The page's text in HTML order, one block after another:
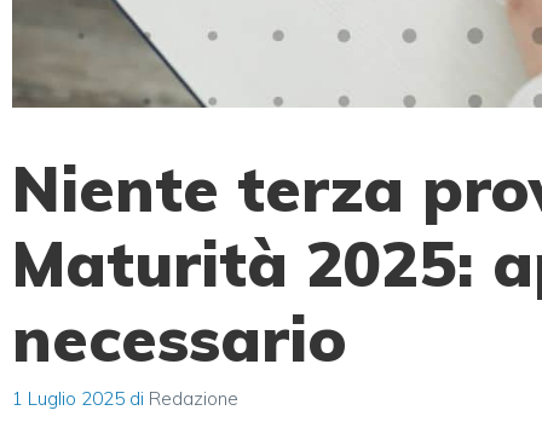
Niente terza
Maturità 2025:
necessario
1 Luglio 2025 di Redazione